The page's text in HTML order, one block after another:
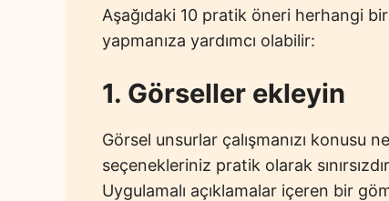
Aşağıdaki 10 pratik öneri herhangi
yapmanıza yardımcı olabilir:
1. Görseller ekleyin
Görsel unsurlar çalışmanızı konusu
seçenekleriniz pratik olarak
Uygulamalı açıklamalar içeren bir